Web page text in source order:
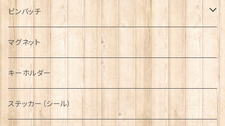
ハンチング帽
キャスケット
ディアストーカー
マフラー
タータン【Bronte by Moon】
タータン【Glencroft】
ボタンラップマフラー【Aran Traditions】
サッシュ
スカーフ
ファッションマスク
ペンダント
チャーム
その他のアクセサリー
ラブスプーン
ラブスプーン【SION LLEWELLYN】
ラブスプーン【PAUL CURTIS】
ファブリック
ティータオル
ペーパーナプキン
ティーコジー
その他テーブルウェア
ピンバッチ
ジェネラルデザイン
乗り物
動物＆植物
ミリタリー
NAVY
ピューター
マグネット
キーホルダー
ステッカー（シール）